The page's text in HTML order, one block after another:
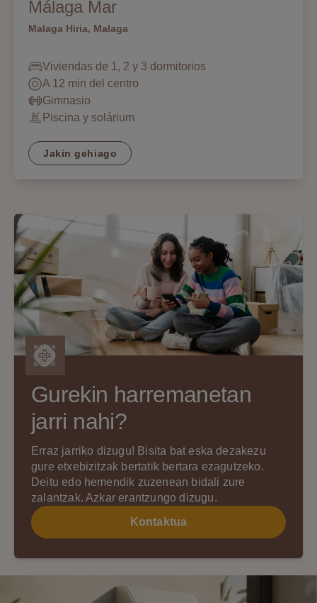
Málaga Mar
Malaga Hiria, Malaga
Viviendas de 1, 2 y 3 dormitorios
A 12 min del centro
Gimnasio
Piscina y solárium
Jakin gehiago
Gurekin harremanetan
jarri nahi?
Erraz jarriko dizugu! Bisita bat eska dezakezu
gure etxebizitzak bertatik bertara ezagutzeko.
Deitu edo hemendik zuzenean bidali zure
zalantzak. Azkar erantzungo dizugu.
Kontaktua